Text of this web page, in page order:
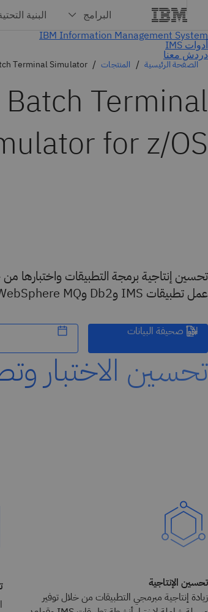
دردش معنا
الصفحة الرئيسية المنتجات Terminal Simulator
Terminal
for z/OS
تحسين إنتاجية برمجة التطبيقات واختبارها
عمل تطبيقات IMS وDb2 وWebSphere MQ بشكل صحيح.
اقرأ صحيفة البيانات
تحسين الاختبار
تحسين الإنتاجية
زيادة إنتاجية مبرمجي التطبيقات من خلال توفير